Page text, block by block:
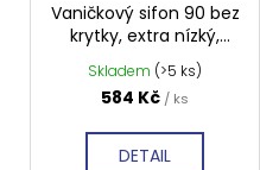
Vaničkový sifon 90 bez
krytky, extra nízký,
SN90
Skladem (>5 ks)
584 Kč / ks
DETAIL